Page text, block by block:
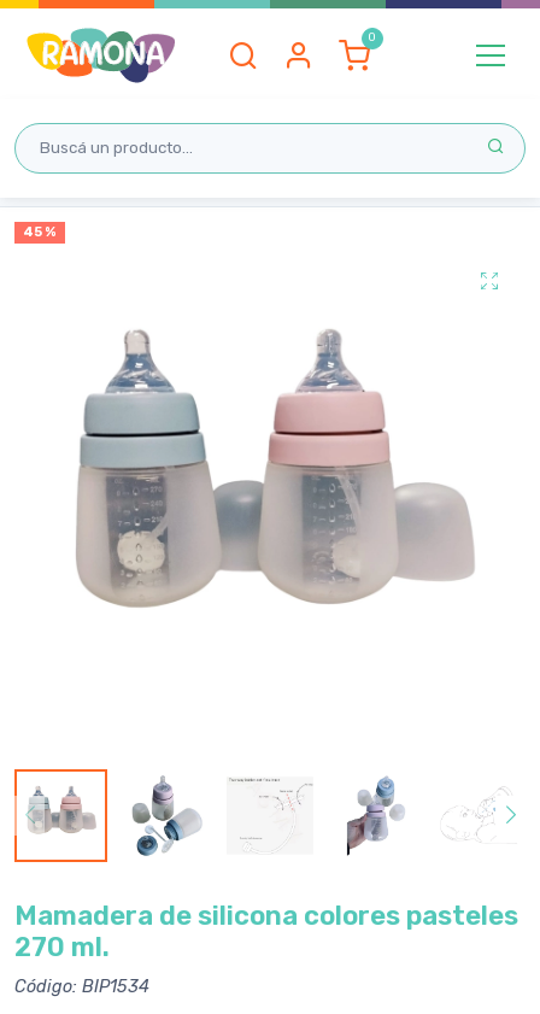
45 %
Mamadera de silicona colores pasteles
270 ml.
Código: BIP1534